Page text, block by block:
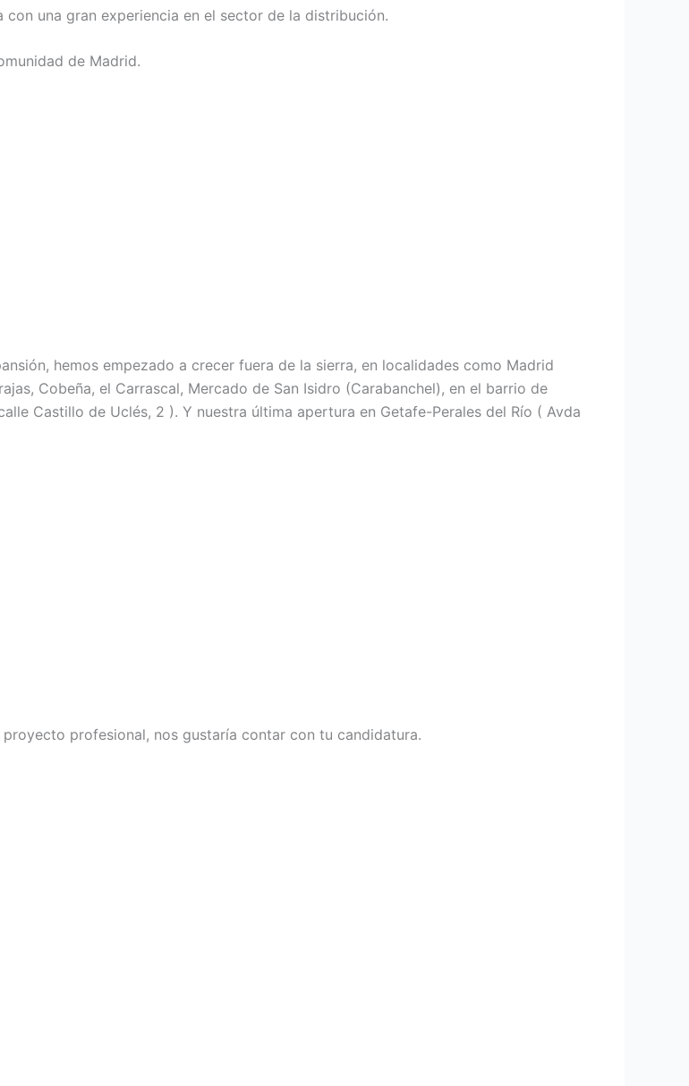
con una gran experiencia en el sector de la distribución.
de Madrid.
hemos empezado a crecer fuera de la sierra, en localidades como Madrid
Cobeña, el Carrascal, Mercado de San Isidro (Carabanchel), en el barrio de
Castillo de Uclés, 2 ). Y nuestra última apertura en Getafe-Perales del Río ( Avda
profesional, nos gustaría contar con tu candidatura.